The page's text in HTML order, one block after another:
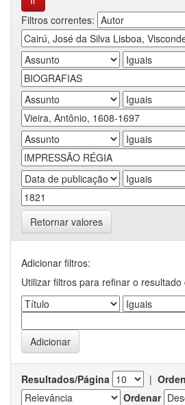
Filtros correntes:
Retornar valores
Adicionar filtros:
Utilizar filtros para refinar o resultado
Resultados/Página |
Ordenar